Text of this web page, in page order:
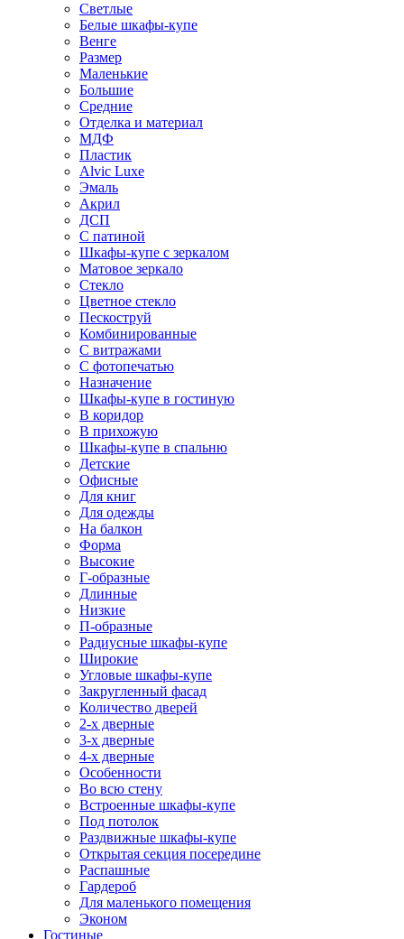
Светлые
Белые шкафы-купе
Венге
Размер
Маленькие
Большие
Средние
Отделка и материал
МДФ
Пластик
Alvic Luxe
Эмаль
Акрил
ДСП
С патиной
Шкафы-купе с зеркалом
Матовое зеркало
Стекло
Цветное стекло
Пескоструй
Комбинированные
С витражами
С фотопечатью
Назначение
Шкафы-купе в гостиную
В коридор
В прихожую
Шкафы-купе в спальню
Детские
Офисные
Для книг
Для одежды
На балкон
Форма
Высокие
Г-образные
Длинные
Низкие
П-образные
Радиусные шкафы-купе
Широкие
Угловые шкафы-купе
Закругленный фасад
Количество дверей
2-х дверные
3-х дверные
4-х дверные
Особенности
Во всю стену
Встроенные шкафы-купе
Под потолок
Раздвижные шкафы-купе
Открытая секция посередине
Распашные
Гардероб
Для маленького помещения
Эконом
Гостиные